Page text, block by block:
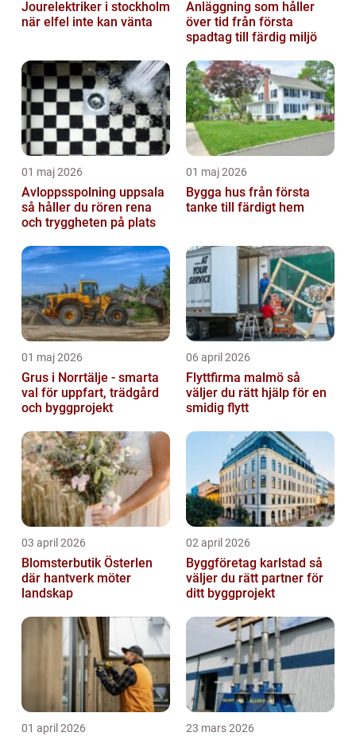
Jourelektriker i stockholm
när elfel inte kan vänta
Anläggning som håller
över tid från första
spadtag till färdig miljö
01 maj 2026
Avloppsspolning uppsala
så håller du rören rena
och tryggheten på plats
01 maj 2026
Bygga hus från första
tanke till färdigt hem
01 maj 2026
Grus i Norrtälje - smarta
val för uppfart, trädgård
och byggprojekt
06 april 2026
Flyttfirma malmö så
väljer du rätt hjälp för en
smidig flytt
03 april 2026
Blomsterbutik Österlen
där hantverk möter
landskap
02 april 2026
Byggföretag karlstad så
väljer du rätt partner för
ditt byggprojekt
01 april 2026 23 mars 2026